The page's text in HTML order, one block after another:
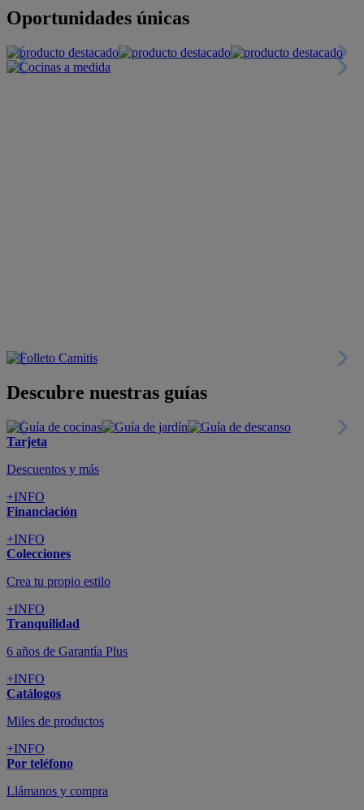
Oportunidades únicas
Descubre nuestras guías
Tarjeta
Descuentos y más
+INFO
Financiación
+INFO
Colecciones
Crea tu propio estilo
+INFO
Tranquilidad
6 años de Garantía Plus
+INFO
Catálogos
Miles de productos
+INFO
Por teléfono
Llámanos y compra